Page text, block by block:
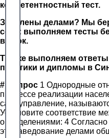
компетентностный тест.
Завалены делами? Мы
себя: выполняем тесты
в срок.
Так же выполняем
практики и дипломы в
#
Вопрос 1 Однородные
процессе реализации
самоуправление,
Установите соответствие
определениями: 4
это заведование делами